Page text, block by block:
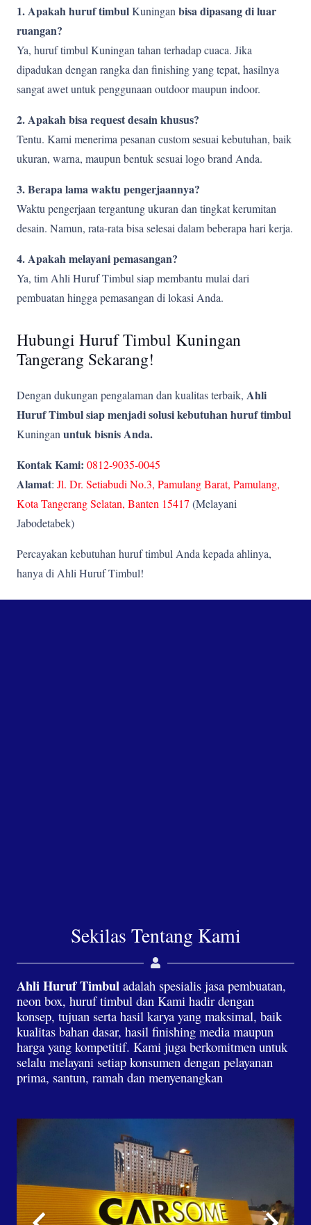
1. Apakah huruf timbulKuningan bisa dipasang di luar
ruangan?
Ya, huruf timbul Kuningan tahan terhadap cuaca. Jika
dipadukan dengan rangka dan finishing yang tepat, hasilnya
sangat awet untuk penggunaan outdoor maupun indoor.
2. Apakah bisa request desain khusus?
Tentu. Kami menerima pesanan custom sesuai kebutuhan, baik
ukuran, warna, maupun bentuk sesuai logo brand Anda.
3. Berapa lama waktu pengerjaannya?
Waktu pengerjaan tergantung ukuran dan tingkat kerumitan
desain. Namun, rata-rata bisa selesai dalam beberapa hari kerja.
4. Apakah melayani pemasangan?
Ya, tim Ahli Huruf Timbul siap membantu mulai dari
pembuatan hingga pemasangan di lokasi Anda.
Hubungi Huruf Timbul Kuningan
Tangerang Sekarang!
Dengan dukungan pengalaman dan kualitas terbaik, Ahli
Huruf Timbul siap menjadi solusi kebutuhan huruf timbul
Kuningan untuk bisnis Anda.
Kontak Kami: 0812-9035-0045
Alamat: Jl. Dr. Setiabudi No.3, Pamulang Barat, Pamulang,
Kota Tangerang Selatan, Banten 15417 (Melayani
Jabodetabek)
Percayakan kebutuhan huruf timbul Anda kepada ahlinya,
hanya di Ahli Huruf Timbul!
Sekilas Tentang Kami
Ahli Huruf Timbul adalah spesialis jasa pembuatan,
neon box, huruf timbul dan Kami hadir dengan
konsep, tujuan serta hasil karya yang maksimal, baik
kualitas bahan dasar, hasil finishing media maupun
harga yang kompetitif. Kami juga berkomitmen untuk
selalu melayani setiap konsumen dengan pelayanan
prima, santun, ramah dan menyenangkan